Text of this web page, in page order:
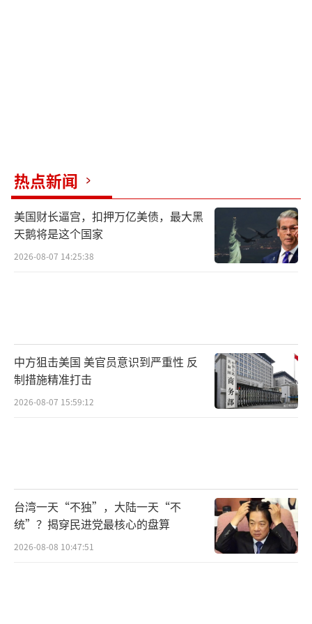
热点新闻
美国财长逼宫，扣押万亿美债，最大黑
天鹅将是这个国家
2026-08-07 14:25:38
中方狙击美国 美官员意识到严重性 反
制措施精准打击
2026-08-07 15:59:12
台湾一天“不独”，大陆一天“不
统”？揭穿民进党最核心的盘算
2026-08-08 10:47:51